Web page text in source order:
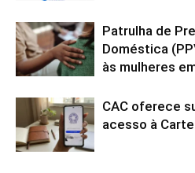
Patrulha de
Doméstica
às mulheres
CAC oferece
acesso à